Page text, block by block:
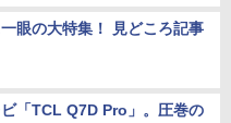
眼の大特集！ 見どころ記事
「TCL Q7D Pro」。圧巻の